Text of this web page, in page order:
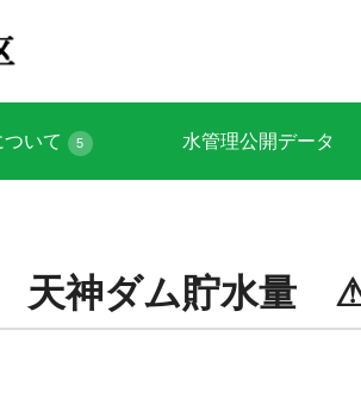
いて 5 水管理公開データ
天神ダム貯水量